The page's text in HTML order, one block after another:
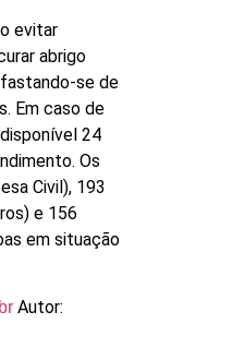
evitar
abrigo
se de
Em caso de
24
Os
Civil), 193
e 156
em situação
Autor: